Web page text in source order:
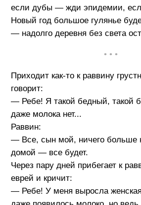
если дубы — жди эпидемии,
Новый год большое гулянье
— надолго деревня без света
• • •
Приходит как-то к раввину
говорит:
— Ребе! Я такой бедный, такой
даже молока нет...
Раввин:
— Все, сын мой, ничего больше
домой — все будет.
Через пару дней прибегает к
еврей и кричит:
— Ребе! У меня выросла